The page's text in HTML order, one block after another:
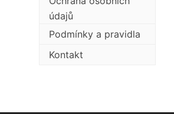
údajů
Podmínky a pravidla
Kontakt